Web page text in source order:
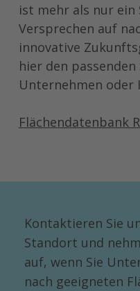
ist mehr als nur
Versprechen auf
innovative
hier den
Unternehmen oder
Flächendatenbank
Kontaktieren Sie
Standort und
auf, wenn Sie
nach geeigneten